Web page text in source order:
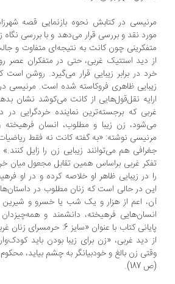
در کتابش نحوه بازنمایی قصه شهرزاد در
نقد و بررسی قرار می‌دهد و با بررسی نگاه
چون کانت به نتیجه‌ای متفاوت و
دید استتیک غربی، حتی در متفکران عصر
در برابر زیبایی قرار می‌گیرد. روشن است که در
ظاهری فروکاسته شده است. مرنیسی در
نقل‌قول‌هایی از کانت می‌کوشد نشان بدهد که
که برجسته‌ترین نماینده خردگرایی در
زن زیبا و مطلوب، انسان فرهیخته و
نوشته: «به گفته کانت نه فقط ریاضیات که
هم می‌توانند زیبایی زن را زایل کنند.»
غربی براساس همین تقابل مجعول میان خرد و
در زیبایی ظاهر او خلاصه کرده و در او
در حالی است که زنان مطلوب در داستان‌های
اعم از هزار و یک شب یا خسرو و شیرین یا
فرهیخته، دانشمند و همه‌چیزدان
پایانی کتاب با عنوان «سایز 6: حرمسرای
دید غربی، «زن برای زیبا بودن باید کودک‌وار و
زن بالغ و خودبیانگر به چشم بیاید، محکوم